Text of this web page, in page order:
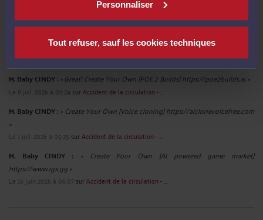
Personnaliser
Tout refuser, sauf les cookies techniques
Le 12 juil. 2026 à 04:21surAccident de la circulation - ...
M. Baby CINDY :« Great! Create Your Own [Flow Music] https://flowmusic.co »
Le 12 juil. 2026 à 04:14surAccident de la circulation - ...
M. Baby CINDY :« Great! Create Your Own [POE 2 Builds] https://poe2builds.ai »
Le 8 juil. 2026 à 09:24 surAccident de la circulation - ...
M. Baby CINDY :« Create Your Own [Voice cloning] https://aiclonevoicefree.com
»
Le 1 juil. 2026 à 05:25 surAccident de la circulation - ...
M. Baby CINDY :
« Create Your Own [AI powered game market]
https://www.igx.gg »
Le 16 juin 2026 à 06:07surAccident de la circulation - ...